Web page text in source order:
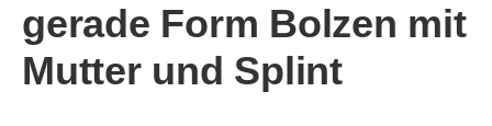
gerade Form Bolzen mit
Mutter und Splint